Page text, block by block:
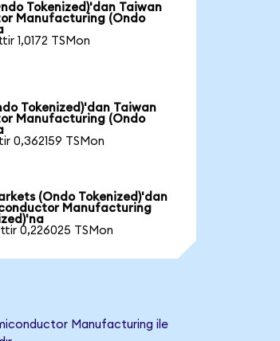
Tokenized)'dan Taiwan
Manufacturing (Ondo
1,0172 TSMon
Tokenized)'dan Taiwan
Manufacturing (Ondo
0,362159 TSMon
(Ondo Tokenized)'dan
Manufacturing
0,226025 TSMon
Manufacturing ile